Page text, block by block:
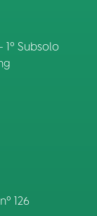
Subsolo
126